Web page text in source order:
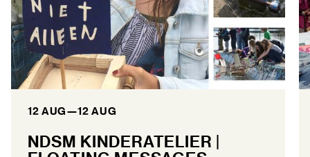
12 AUG—12 AUG
NDSM KINDERATELIER |